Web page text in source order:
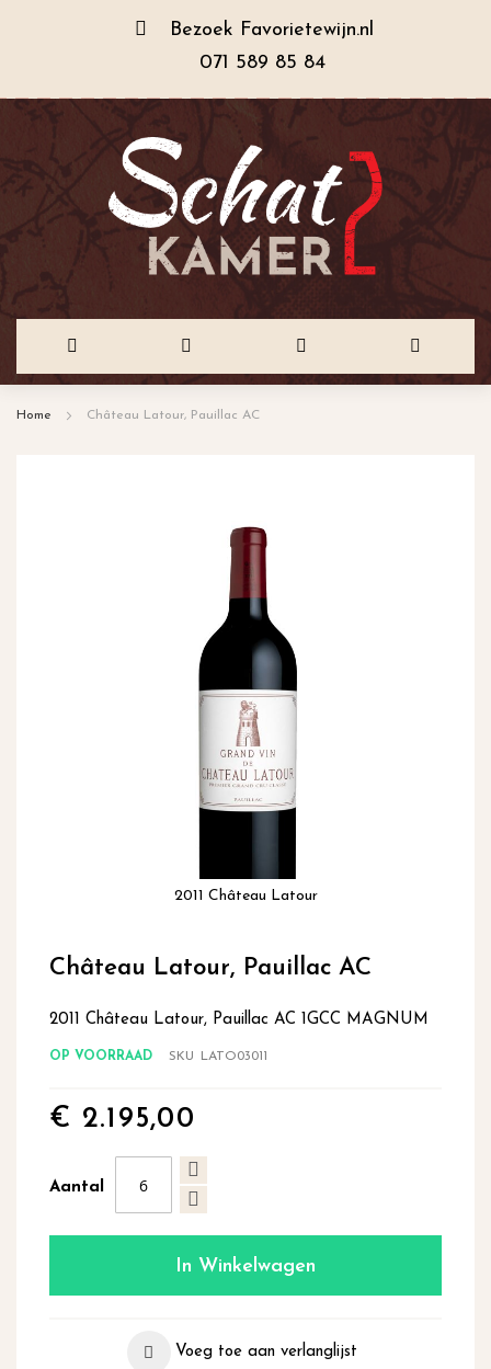
Bezoek Favorietewijn.nl
071 589 85 84
Home Château Latour, Pauillac AC
2011 Château Latour
het
van
afbeeldingen-
Château Latour, Pauillac AC
2011 Château Latour, Pauillac AC 1GCC MAGNUM
OP VOORRAAD SKU LATO03011
€ 2.195,00
Aantal
In Winkelwagen
Voeg toe aan verlanglijst